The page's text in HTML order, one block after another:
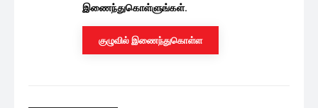
இணைந்துகொள்ளுங்கள்.
குழுவில் இணைந்துகொள்ள